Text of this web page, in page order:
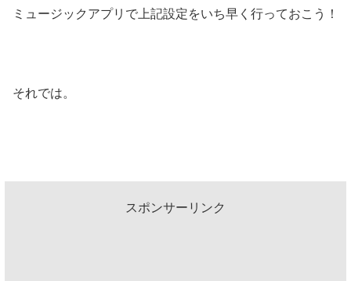
ミュージックアプリで上記設定をいち早く行っておこう！
それでは。
スポンサーリンク